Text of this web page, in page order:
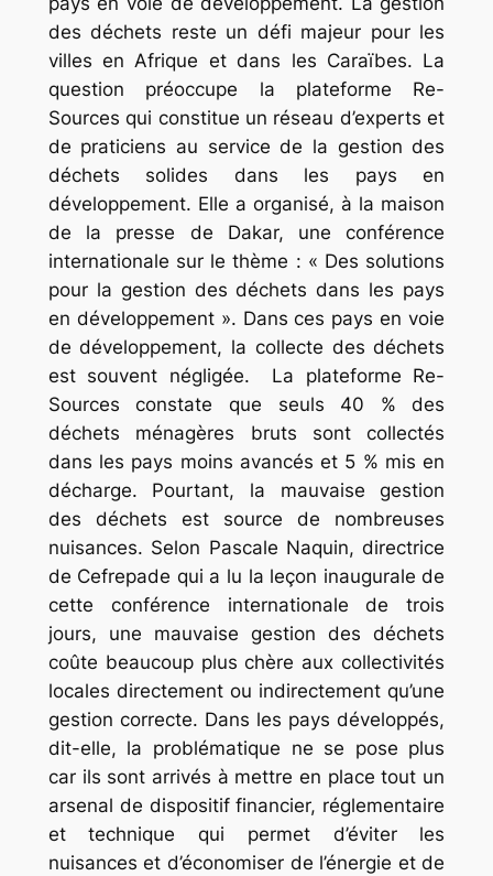
des déchets reste un défi majeur pour les
villes en Afrique et dans les Caraïbes. La
question préoccupe la plateforme Re-
Sources qui constitue un réseau d’experts et
de praticiens au service de la gestion des
déchets solides dans les pays en
développement. Elle a organisé, à la maison
de la presse de Dakar, une conférence
internationale sur le thème : « Des solutions
pour la gestion des déchets dans les pays
en développement ». Dans ces pays en voie
de développement, la collecte des déchets
est souvent négligée. La plateforme Re-
Sources constate que seuls 40 % des
déchets ménagères bruts sont collectés
dans les pays moins avancés et 5 % mis en
décharge. Pourtant, la mauvaise gestion
des déchets est source de nombreuses
nuisances. Selon Pascale Naquin, directrice
de Cefrepade qui a lu la leçon inaugurale de
cette conférence internationale de trois
jours, une mauvaise gestion des déchets
coûte beaucoup plus chère aux collectivités
locales directement ou indirectement qu’une
gestion correcte. Dans les pays développés,
dit-elle, la problématique ne se pose plus
car ils sont arrivés à mettre en place tout un
arsenal de dispositif financier, réglementaire
et technique qui permet d’éviter les
nuisances et d’économiser de l’énergie et de